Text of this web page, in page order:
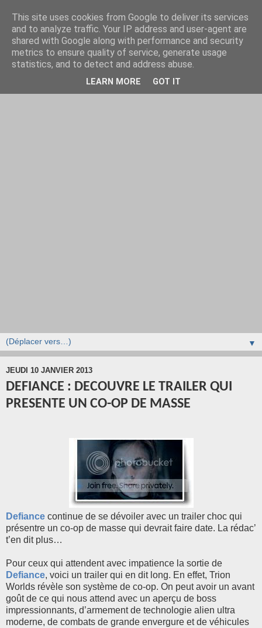
▼
JEUDI 10 JANVIER 2013
DEFIANCE : DECOUVRE LE TRAILER QUI
PRESENTE UN CO-OP DE MASSE
Defiance continue de se dévoiler avec un trailer choc qui
présentre un co-op de masse qui devrait faire date. La rédac’
t’en dit plus…
Pour ceux qui attendent avec impatience la sortie de
Defiance, voici un trailer qui en dit long. En effet, Trion
Worlds révèle son système de co-op. On peut avoir un avant
goût de ce qui nous attend avec un aperçu de boss
impressionnants, d’armement de technologie alien ultra
moderne, de combats de grande envergure et de véhicules
This site uses cookies from Google to deliver its services
and to analyze traffic. Your IP address and user-agent are
shared with Google along with performance and security
metrics to ensure quality of service, generate usage
statistics, and to detect and address abuse.
LEARN MORE GOT IT